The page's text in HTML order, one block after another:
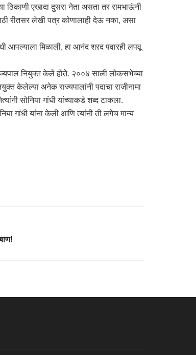
एखादा दुसरा नेता असता तर रामभाऊंनी
रीतसर लेखी पत्र कोणालाही देऊ नका, असा
आपल्याला मिळाली, हा आनंद शरद पवारही लपवू
नियुक्त केले होते. २००४ साली लोकसभेच्या
केलेल्या अनेक राज्यपालांनी पदाचा राजीनामा
सोनिया गांधी यांच्याकडे शब्द टाकला.
गांधी यांना केली आणि त्यांनी ती लगेच मान्य